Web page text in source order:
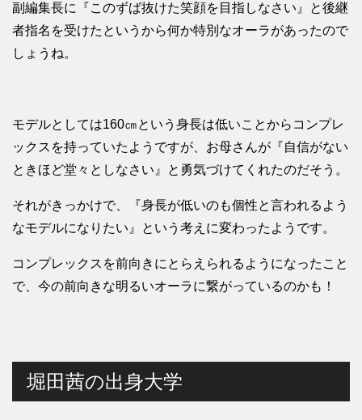
副編集長に『このずば抜けた笑顔を目指しなさい』と後継
者指名を受けたというから何か特別なオーラがあったので
しょうね。
モデルとしては160㎝という身長は低いことからコンプレ
ックスを持っていたようですが、お母さんが『自信がない
ときほど堂々としなさい』と勇気づけてくれたのだそう。
それがきっかけで、『身長が低いのも個性と言われるよう
なモデルになりたい』という考えに変わったようです。
コンプレックスを前向きにとらえられるようになったこと
で、今の前向きな明るいオーラに繋がっているのかも！
堀田茜の出身大学